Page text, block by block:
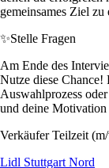
gemeinsames Ziel zu
✨Stelle Fragen
Am Ende des
Nutze diese Chance!
Auswahlprozess
und deine
Verkäufer Teilzeit
Lidl Stuttgart Nord